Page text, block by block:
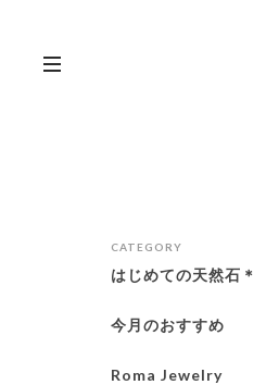
CATEGORY
はじめての天然石＊
今月のおすすめ
Roma Jewelry